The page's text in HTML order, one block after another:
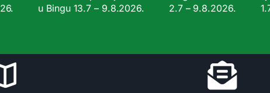
u Bingu 13.7 – 9.8.2026.
2.7 – 9.8.2026.